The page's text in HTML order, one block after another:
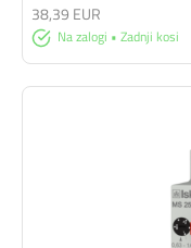
Na zalogi • Zadnji kosi
38,39 EUR